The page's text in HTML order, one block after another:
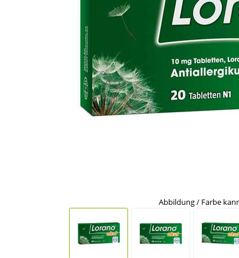
Abbildung / Farbe